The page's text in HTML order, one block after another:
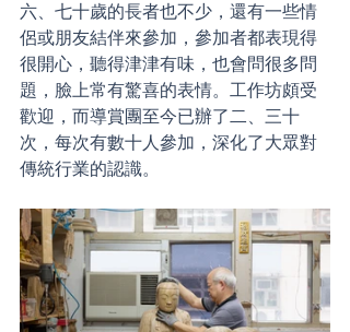
六、七十歲的長者也不少，還有一些情
侶或朋友結伴來參加，參加者都表現得
很開心，聽得津津有味，也會問很多問
題，臉上常有驚喜的表情。工作坊頗受
歡迎，而導賞團至今已辦了二、三十
次，每次有數十人參加，深化了大眾對
傳統行業的認識。